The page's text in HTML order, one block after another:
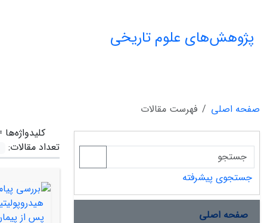
پژوهش‌های علوم تاریخی
صفحه اصلی
فهرست مقالات
کلیدواژه‌ها
تعداد مقالات:
جستجوی پیشرفته
صفحه اصلی